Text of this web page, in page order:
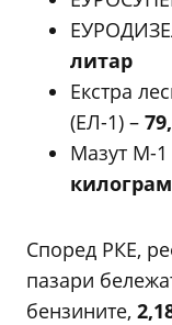
литар
Екстра
(ЕЛ-1) –
Мазут М-
килограм
Според РКЕ,
пазари
бензините,